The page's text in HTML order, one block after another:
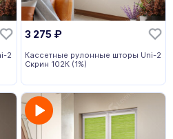
2
3 275 ₽
Кассетные рулонные шторы Uni-2
Скрин 102К (1%)